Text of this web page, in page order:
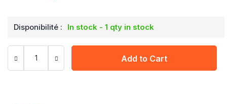
Disponibilité : In stock - 1 qty in stock
Add to Cart